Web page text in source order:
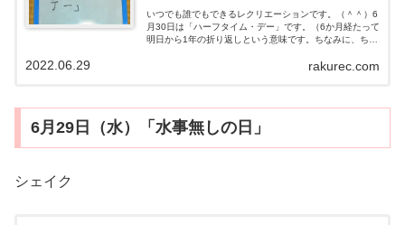
いつでも誰でもできるレクリエーションです。（＾＾）6
月30日は「ハーフタイム・デー」です。（6か月経たって
明日から1年の折り返しという意味です。ちなみに、ちょ
rakurec.com
2022.06.29
6月29日（水）「水事無しの日」
シェイク